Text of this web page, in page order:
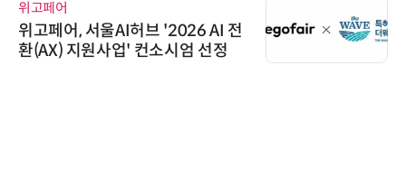
위고페어
위고페어, 서울AI허브 '2026 AI 전
환(AX) 지원사업' 컨소시엄 선정